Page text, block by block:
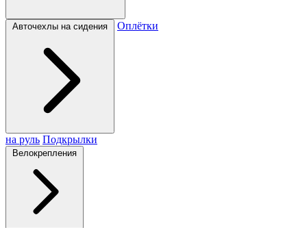
Авточехлы на сидения Оплётки
на руль Подкрылки
Велокрепления